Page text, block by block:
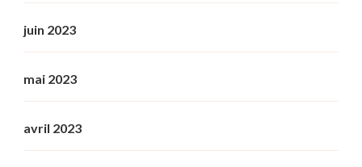
juin 2023
mai 2023
avril 2023